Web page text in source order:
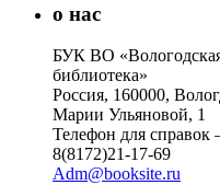
о нас
БУК ВО «Вологодская
библиотека»
Россия, 160000,
Марии Ульяновой, 1
Телефон для справок
8(8172)21-17-69
Adm@booksite.ru